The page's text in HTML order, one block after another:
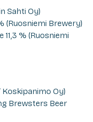
Sahti Oy)
(Ruosniemi Brewery)
% (Ruosniemi
Koskipanimo Oy)
Brewsters Beer